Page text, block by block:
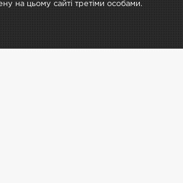
на цьому сайті третіми особами.